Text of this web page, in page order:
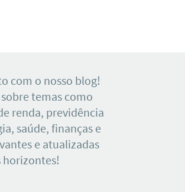
com o nosso blog!
temas como
renda, previdência
saúde, finanças e
e atualizadas
horizontes!